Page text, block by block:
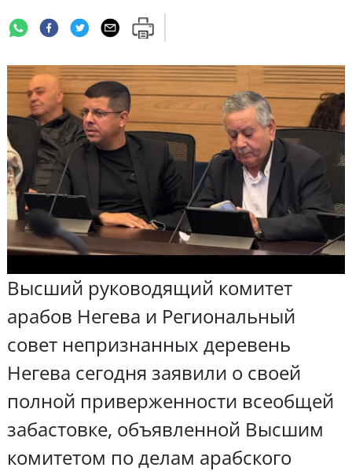
Высший руководящий комитет
арабов Негева и Региональный
совет непризнанных деревень
Негева сегодня заявили о своей
полной приверженности всеобщей
забастовке, объявленной Высшим
комитетом по делам арабского